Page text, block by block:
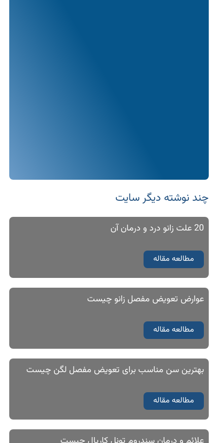
چند نوشته‌ دیگر سایت
20 علت زانو درد و درمان آن
مطالعه مقاله
عوارض تعویض مفصل زانو چیست
مطالعه مقاله
بهترین سن مناسب برای تعویض مفصل لگن چیست
مطالعه مقاله